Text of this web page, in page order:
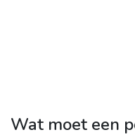
Wat moet een